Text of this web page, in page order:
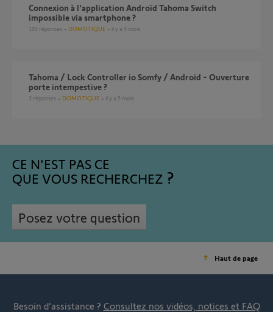
Connexion à l'application Androïd Tahoma Switch
impossible via smartphone ?
103 réponses DOMOTIQUE il y a 9 mois
Tahoma / Lock Controller io Somfy / Android - Ouverture
porte intempestive ?
3 réponses DOMOTIQUE il y a 5 mois
CE N'EST PAS CE
QUE VOUS RECHERCHEZ
Posez votre question
Haut de page
Besoin d’assistance ? Consultez nos vidéos, notices et FAQ